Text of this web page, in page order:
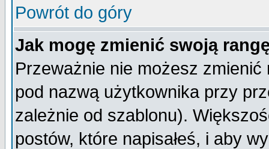
Powrót do góry
Jak mogę zmienić swoją
Przeważnie nie możesz
pod nazwą użytkownika przy
zależnie od szablonu).
postów, które napisałeś, i aby